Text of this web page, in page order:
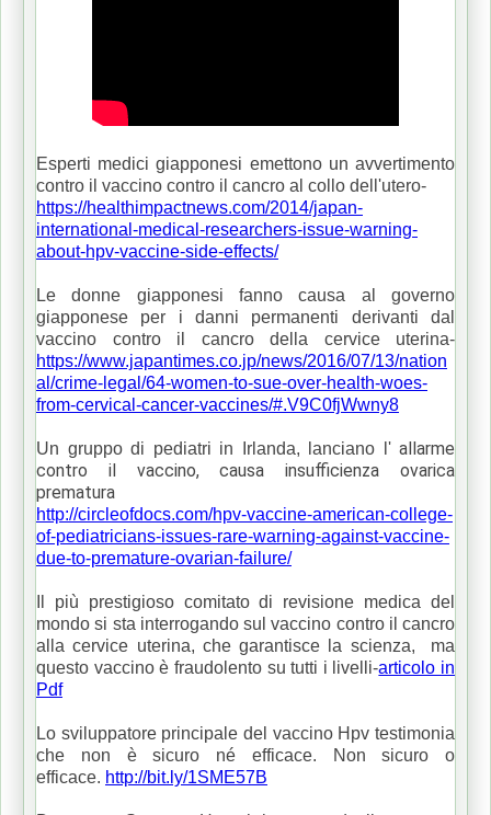
Esperti medici giapponesi emettono un avvertimento
contro il vaccino contro il cancro al collo dell'utero-
https://healthimpactnews.com/2014/japan-
international-medical-researchers-issue-warning-
about-hpv-vaccine-side-effects/
Le donne giapponesi fanno causa al governo
giapponese per i danni permanenti derivanti dal
vaccino contro il cancro della cervice uterina-
https://www.japantimes.co.jp/news/2016/07/13/nation
al/crime-legal/64-women-to-sue-over-health-woes-
from-cervical-cancer-vaccines/#.V9C0fjWwny8
Un gruppo di pediatri in Irlanda, lanciano l' allarme
contro il vaccino, causa insufficienza ovarica
prematura
http://circleofdocs.com/hpv-vaccine-american-college-
of-pediatricians-issues-rare-warning-against-vaccine-
due-to-premature-ovarian-failure/
Il più prestigioso comitato di revisione medica del
mondo si sta interrogando sul vaccino contro il cancro
alla cervice uterina, che garantisce la scienza, ma
questo vaccino è fraudolento su tutti i livelli-articolo in
Pdf
Lo sviluppatore principale del vaccino Hpv testimonia
che non è sicuro né efficace. Non sicuro o
efficace. http://bit.ly/1SME57B